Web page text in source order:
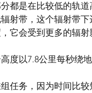
都是在比较低的轨
射带，这个辐射带
它会受到更多的辐
以7.8公里每秒绕
务，因为时间比较